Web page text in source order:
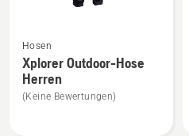
Details
zu
Xplorer
Outdoor-
Hosen
Xplorer Outdoor-Hose
Herren
(Keine Bewertungen)